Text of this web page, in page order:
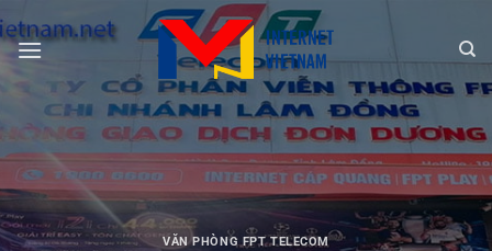
đến
dung
VĂN PHÒNG FPT TELECOM